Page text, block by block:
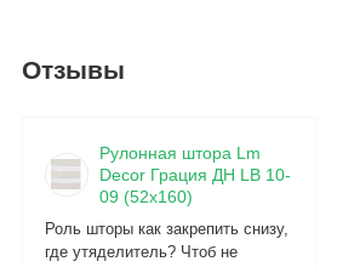
Отзывы
Рулонная штора Lm
Decor Грация ДН LB 10-
09 (52x160)
Роль шторы как закрепить снизу,
где утяделитель? Чтоб не